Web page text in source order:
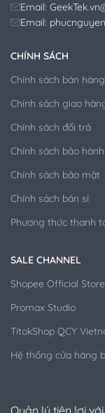
Email:
Email:
CHÍNH SÁCH
Chính sách bán hàng
Chính sách giao
Chính sách đổi trả
Chính sách bảo hành
Chính sách bảo mật
Chính sách bán sỉ
Phương thức thanh
SALE CHANNEL
Shopee Official Store
Promax Studio
TitokShop QCY
Hệ thống cửa hàng